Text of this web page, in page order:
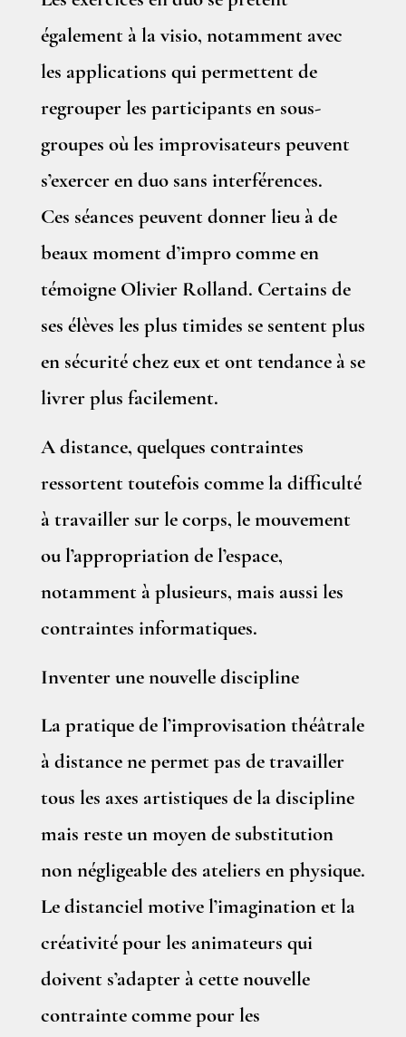
également à la visio, notamment avec
les applications qui permettent de
regrouper les participants en sous-
groupes où les improvisateurs peuvent
s’exercer en duo sans interférences.
Ces séances peuvent donner lieu à de
beaux moment d’impro comme en
témoigne Olivier Rolland. Certains de
ses élèves les plus timides se sentent plus
en sécurité chez eux et ont tendance à se
livrer plus facilement.
A distance, quelques contraintes
ressortent toutefois comme la difficulté
à travailler sur le corps, le mouvement
ou l’appropriation de l’espace,
notamment à plusieurs, mais aussi les
contraintes informatiques.
Inventer une nouvelle discipline
La pratique de l’improvisation théâtrale
à distance ne permet pas de travailler
tous les axes artistiques de la discipline
mais reste un moyen de substitution
non négligeable des ateliers en physique.
Le distanciel motive l’imagination et la
créativité pour les animateurs qui
doivent s’adapter à cette nouvelle
contrainte comme pour les